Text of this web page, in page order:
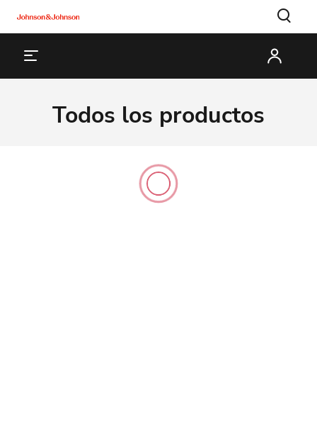
Todos los productos